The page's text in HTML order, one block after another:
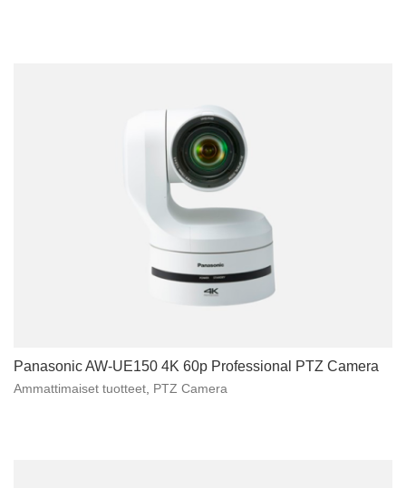
Panasonic AW-UE150 4K 60p Professional PTZ Camera
Ammattimaiset tuotteet PTZ Camera